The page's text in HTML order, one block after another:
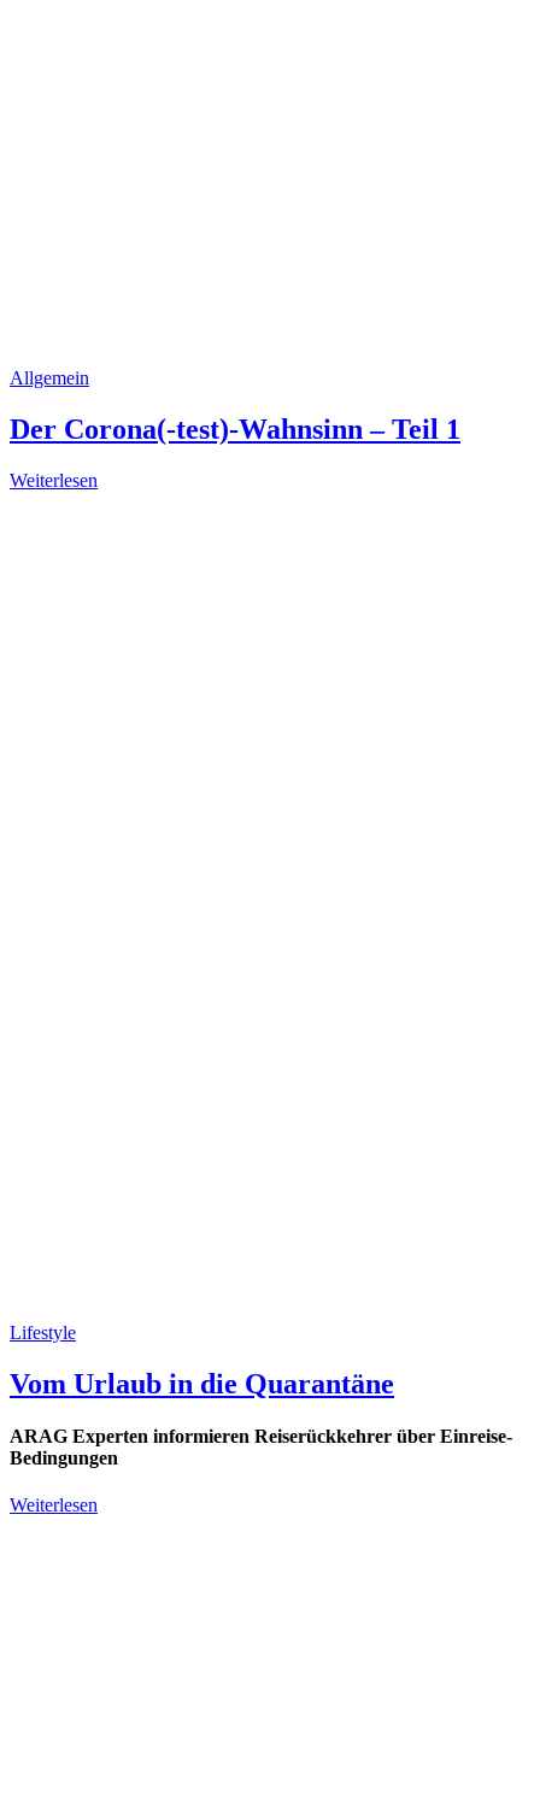
Allgemein
Der Corona(-test)-Wahnsinn – Teil 1
Weiterlesen
Lifestyle
Vom Urlaub in die Quarantäne
ARAG Experten informieren Reiserückkehrer über Einreise-
Bedingungen
Weiterlesen